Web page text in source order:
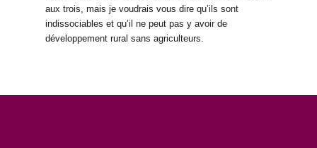
aux trois, mais je voudrais vous dire qu’ils sont
indissociables et qu’il ne peut pas y avoir de
développement rural sans agriculteurs.